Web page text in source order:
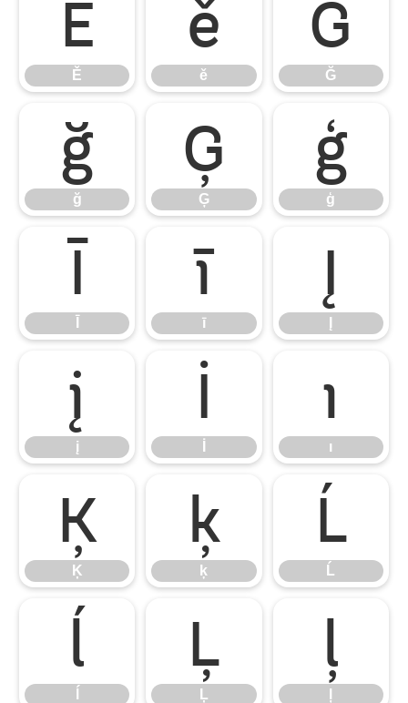
Ě
Ě
ě
ě
Ğ
Ğ
ğ
ğ
Ģ
Ģ
ģ
ģ
Ī ī
ī
Į
į
į
İ ı
ı
Ķ
Ķ
ķ
ķ
Ĺ
Ĺ
ĺ Ļ
Ļ
ļ